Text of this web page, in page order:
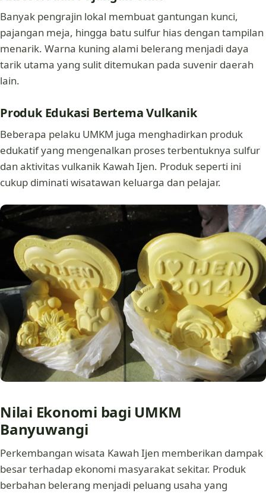
Banyak pengrajin lokal membuat gantungan kunci,
pajangan meja, hingga batu sulfur hias dengan tampilan
menarik. Warna kuning alami belerang menjadi daya
tarik utama yang sulit ditemukan pada suvenir daerah
lain.
Produk Edukasi Bertema Vulkanik
Beberapa pelaku UMKM juga menghadirkan produk
edukatif yang mengenalkan proses terbentuknya sulfur
dan aktivitas vulkanik Kawah Ijen. Produk seperti ini
cukup diminati wisatawan keluarga dan pelajar.
Nilai Ekonomi bagi UMKM
Banyuwangi
Perkembangan wisata Kawah Ijen memberikan dampak
besar terhadap ekonomi masyarakat sekitar. Produk
berbahan belerang menjadi peluang usaha yang